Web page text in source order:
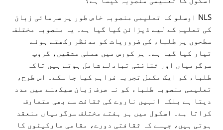
NLS اوسلو کا تعلیمی منصوبہ خاص طور پر سرمائی زبان
کی تعلیم کے لیے ڈیزائن کیا گیا ہے۔ یہ منصوبہ مختلف
سطحوں پر طلباء کی ضروریات کو مدنظر رکھتے ہوئے
تیار کیا گیا ہے۔ ہر کورس میں عملی مشقیں، گروپ
سرگرمیاں اور ثقافتی تبادلے شامل ہوتے ہیں تاکہ
طلباء کو ایک مکمل تجربہ فراہم کیا جا سکے۔ اس طرح،
تعلیمی منصوبہ طلباء کو نہ صرف زبان سیکھنے میں مدد
دیتا ہے بلکہ انہیں ناروے کی ثقافت سے بھی متعارف
کراتا ہے۔ اسکول میں ہر ہفتے مختلف سرگرمیاں منعقد
ہوتی ہیں، جیسے کہ ثقافتی دورے، مقامی مارکیٹوں کا